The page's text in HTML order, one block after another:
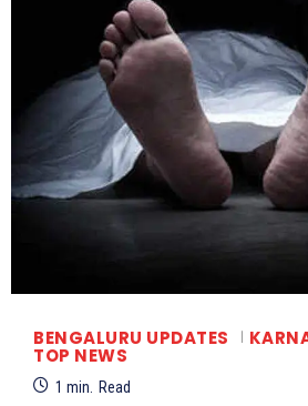
BENGALURU UPDATES
TOP NEWS
1 min. Read